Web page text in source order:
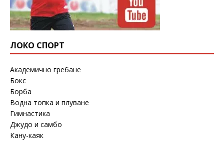
ЛОКО СПОРТ
Академично гребане
Бокс
Борба
Водна топка и плуване
Гимнастика
Джудо и самбо
Кану-каяк